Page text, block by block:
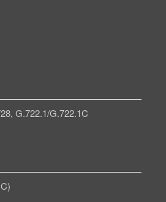
G.722.1/G.722.1C